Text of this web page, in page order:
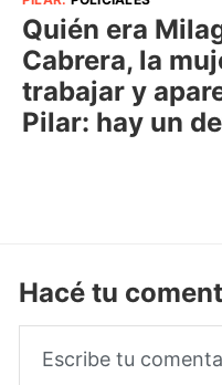
Quién era
Cabrera, la
trabajar y
Pilar: hay un
Hacé tu